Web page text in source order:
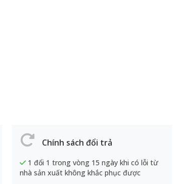
Chính sách đổi trả
1 đổi 1 trong vòng 15 ngày khi có lỗi từ
nhà sản xuất không khắc phục được